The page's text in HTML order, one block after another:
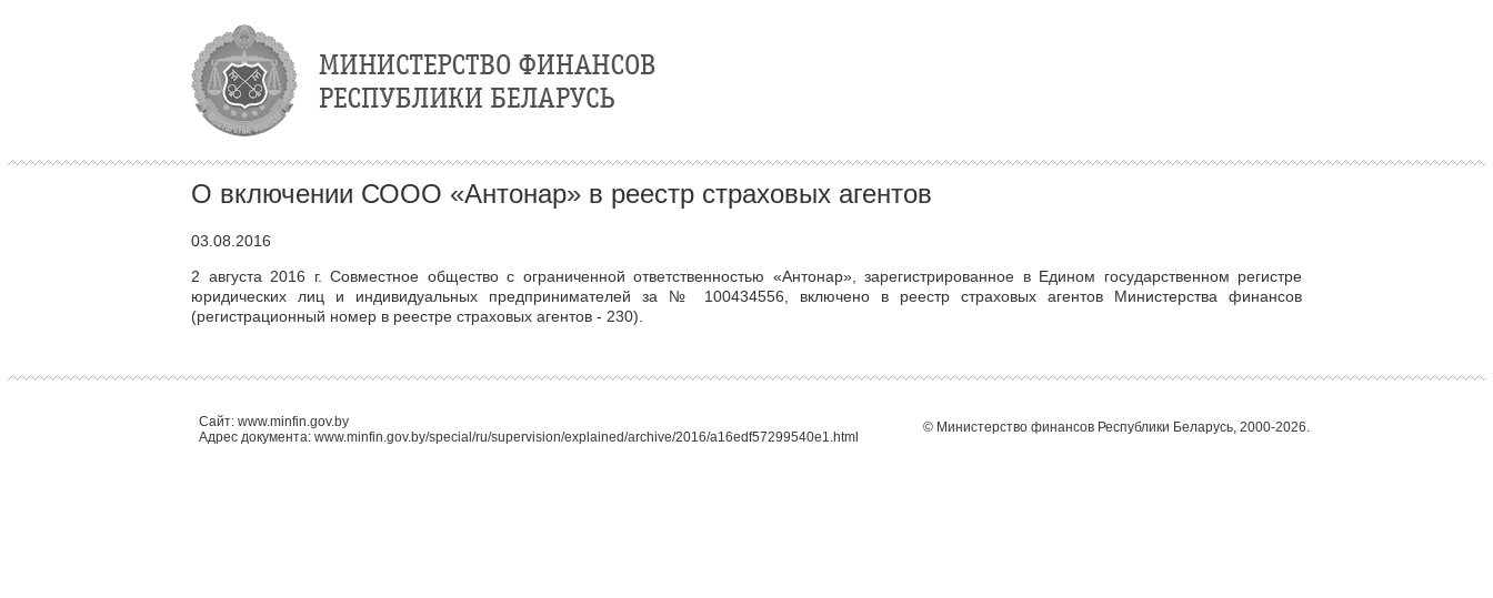
О включении СООО «Антонар» в реестр страховых агентов
03.08.2016
2 августа 2016 г. Совместное общество с ограниченной ответственностью «Антонар», зарегистрированное в Едином государственном регистре
юридических лиц и индивидуальных предпринимателей за № 100434556, включено в реестр страховых агентов Министерства финансов
(регистрационный номер в реестре страховых агентов - 230).
© Министерство финансов Республики Беларусь, 2000-2026.
Сайт: www.minfin.gov.by
Адрес документа: www.minfin.gov.by/special/ru/supervision/explained/archive/2016/a16edf57299540e1.html